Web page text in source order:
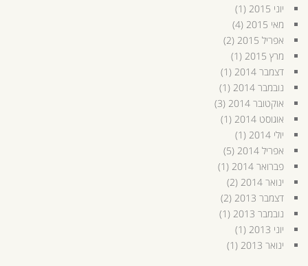
יוני 2015
(1)
מאי 2015
(4)
אפריל 2015
(2)
מרץ 2015
(1)
דצמבר 2014
(1)
נובמבר 2014
(1)
אוקטובר 2014
(3)
אוגוסט 2014
(1)
יולי 2014
(1)
אפריל 2014
(5)
פברואר 2014
(1)
ינואר 2014
(2)
דצמבר 2013
(2)
נובמבר 2013
(1)
יוני 2013
(1)
ינואר 2013
(1)